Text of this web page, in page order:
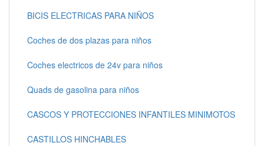
BICIS ELECTRICAS PARA NIÑOS
Coches de dos plazas para niños
Coches electricos de 24v para niños
Quads de gasolina para niños
CASCOS Y PROTECCIONES INFANTILES MINIMOTOS
CASTILLOS HINCHABLES